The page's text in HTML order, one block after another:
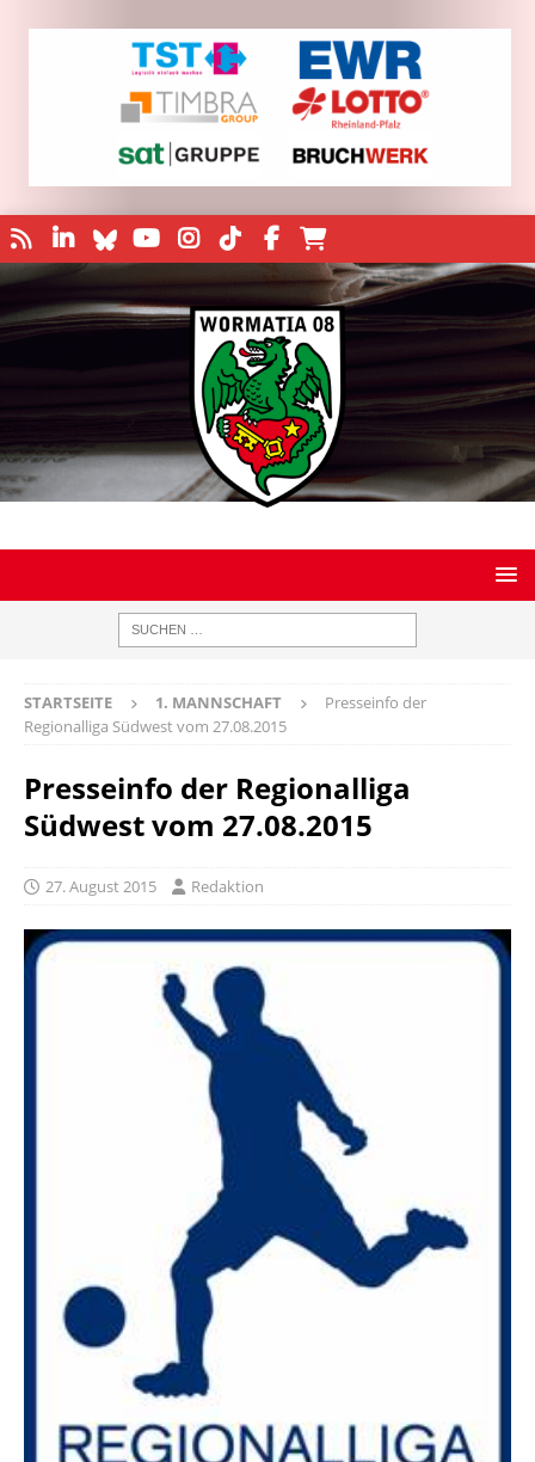
STARTSEITE 1. MANNSCHAFT
Presseinfo der
Regionalliga Südwest vom 27.08.2015
Presseinfo der Regionalliga
Südwest vom 27.08.2015
27. August 2015 Redaktion